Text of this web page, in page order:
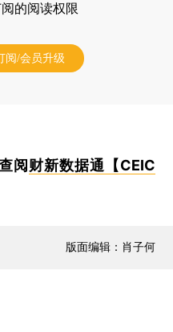
的阅读权限
阅/会员升级
阅财新数据通【CEIC
版面编辑：肖子何